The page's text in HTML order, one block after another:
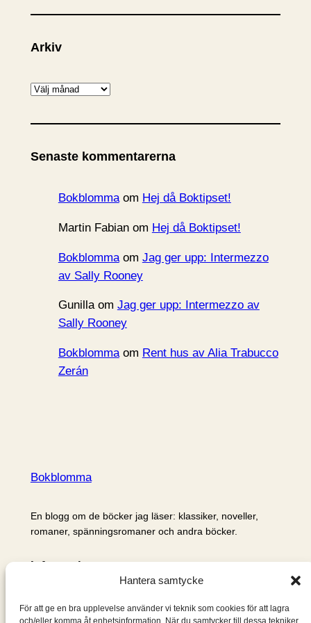
Hantera samtycke
För att ge en bra upplevelse använder vi teknik som cookies för att lagra
och/eller komma åt enhetsinformation. När du samtycker till dessa tekniker
Arkiv
A
k
v
Senaste kommentarerna
Bokblommaom Hej då Boktipset!
Martin Fabianom Hej då Boktipset!
Bokblommaom Jag ger upp: Intermezzo
av Sally Rooney
Gunillaom Jag ger upp: Intermezzo av
Sally Rooney
Bokblommaom Rent hus av Alia Trabucco
Zerán
Bokblomma
En blogg om de böcker jag läser: klassiker, noveller,
romaner, spänningsromaner och andra böcker.
Information
Om mig & om bloggen